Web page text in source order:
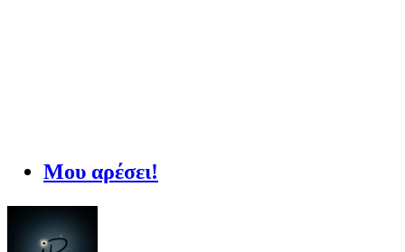
Μου αρέσει!